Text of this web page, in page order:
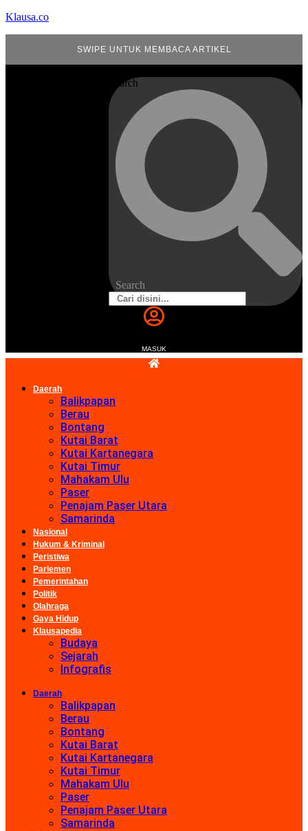
Klausa.co
SWIPE UNTUK MEMBACA ARTIKEL
Search
Search
MASUK
Daerah
Balikpapan
Berau
Bontang
Kutai Barat
Kutai Kartanegara
Kutai Timur
Mahakam Ulu
Paser
Penajam Paser Utara
Samarinda
Nasional
Hukum & Kriminal
Peristiwa
Parlemen
Pemerintahan
Politik
Olahraga
Gaya Hidup
Klausapedia
Budaya
Sejarah
Infografis
Daerah
Balikpapan
Berau
Bontang
Kutai Barat
Kutai Kartanegara
Kutai Timur
Mahakam Ulu
Paser
Penajam Paser Utara
Samarinda